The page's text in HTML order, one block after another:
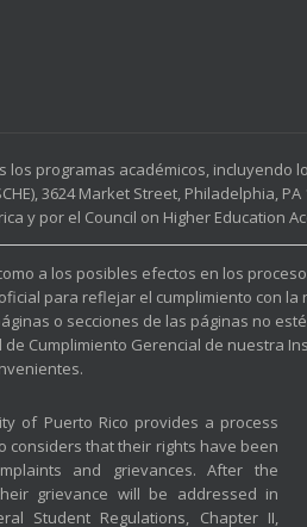
los programas académicos, incluyendo
3624 Market Street, Philadelphia, PA
y por el Council on Higher Education
a los posibles efectos en los
para reflejar el cumplimiento con
o secciones de las páginas no
Cumplimiento Gerencial de nuestra
of Puerto Rico provides a process
considers that their rights have been
and grievances. After the
grievance will be addressed in
Student Regulations, Chapter II,